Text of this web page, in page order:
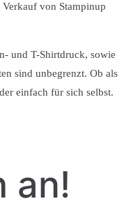
von Stampinup
und T-Shirtdruck, sowie
sind unbegrenzt. Ob als
einfach für sich selbst.
an!